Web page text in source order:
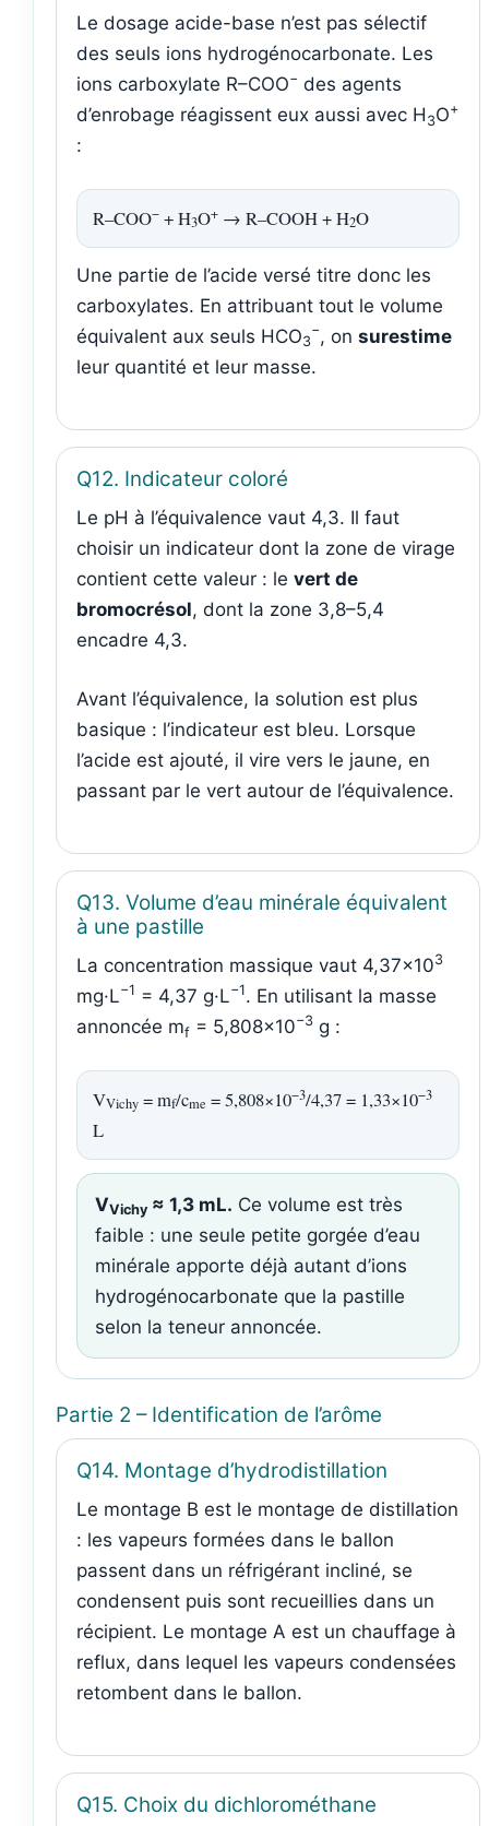
Le dosage acide-base n’est pas sélectif
des seuls ions hydrogénocarbonate. Les
ions carboxylate R–COO− des agents
d’enrobage réagissent eux aussi avec H 3O+
:
R–COO− + H3O+ → R–COOH + H2O
Une partie de l’acide versé titre donc les
carboxylates. En attribuant tout le volume
équivalent aux seuls HCO3
−, on surestime
leur quantité et leur masse.
Q12. Indicateur coloré
Le pH à l’équivalence vaut 4,3. Il faut
choisir un indicateur dont la zone de virage
contient cette valeur : le vert de
bromocrésol, dont la zone 3,8–5,4
encadre 4,3.
Avant l’équivalence, la solution est plus
basique : l’indicateur est bleu. Lorsque
l’acide est ajouté, il vire vers le jaune, en
passant par le vert autour de l’équivalence.
Q13. Volume d’eau minérale équivalent
à une pastille
La concentration massique vaut 4,37×103
mg·L−1 = 4,37 g·L−1. En utilisant la masse
annoncée mf = 5,808×10−3 g :
VVichy = mf/cme = 5,808×10−3/4,37 = 1,33×10−3
L
VVichy ≈ 1,3 mL. Ce volume est très
faible : une seule petite gorgée d’eau
minérale apporte déjà autant d’ions
hydrogénocarbonate que la pastille
selon la teneur annoncée.
Partie 2 – Identification de l’arôme
Q14. Montage d’hydrodistillation
Le montage B est le montage de distillation
: les vapeurs formées dans le ballon
passent dans un réfrigérant incliné, se
condensent puis sont recueillies dans un
récipient. Le montage A est un chauffage à
reflux, dans lequel les vapeurs condensées
retombent dans le ballon.
Q15. Choix du dichlorométhane